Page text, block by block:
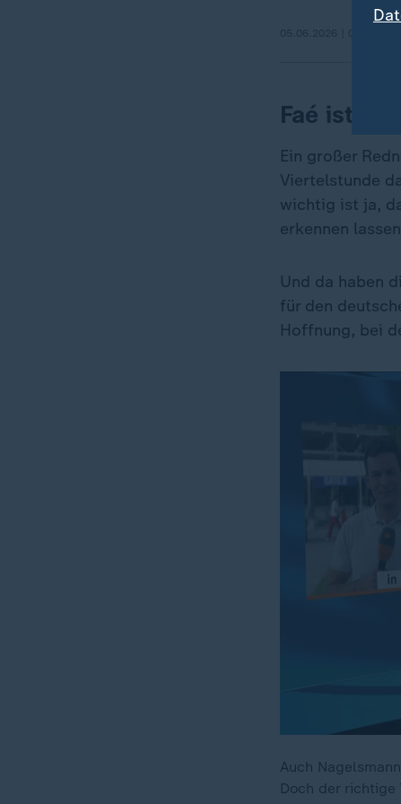
Faé ist
Ein großer
Viertelstunde
wichtig ist ja,
erkennen
Und da haben
für den
Hoffnung, bei
Auch
Doch der richtige